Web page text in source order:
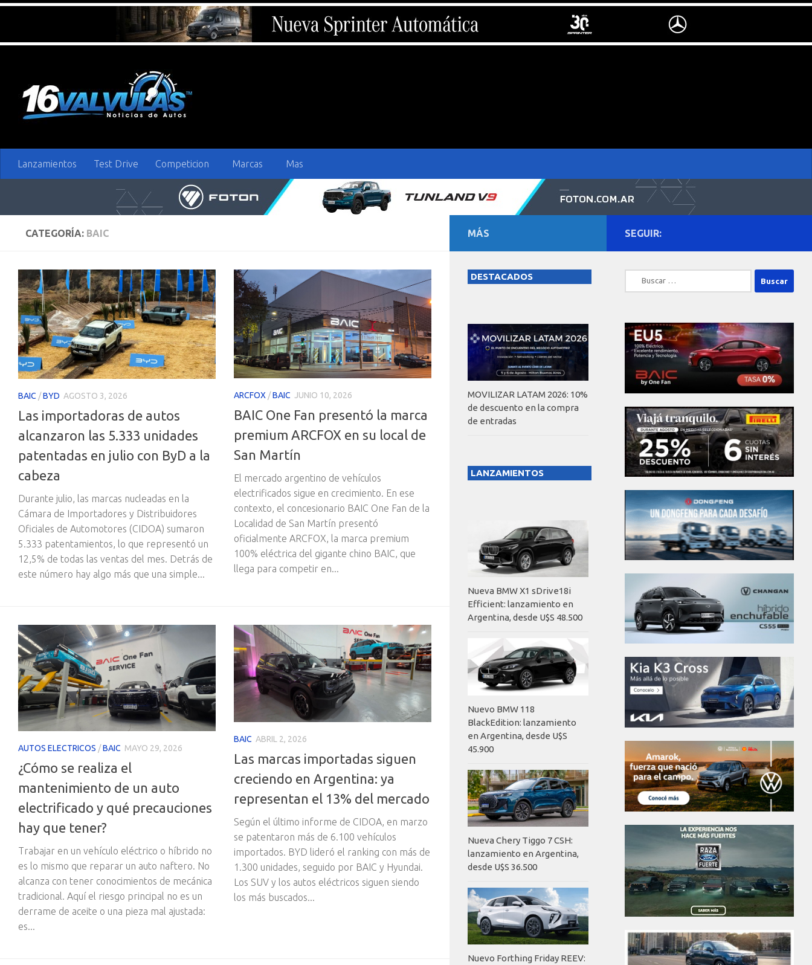
Lanzamientos Test Drive Competicion Marcas Mas
CATEGORÍA: BAIC
BAIC /BYD AGOSTO 3, 2026
Las importadoras de autos
alcanzaron las 5.333 unidades
patentadas en julio con ByD a la
cabeza
Durante julio, las marcas nucleadas en la
Cámara de Importadores y Distribuidores
Oficiales de Automotores (CIDOA) sumaron
5.333 patentamientos, lo que representó un
12,5% de todas las ventas del mes. Detrás de
este número hay algo más que una simple...
ARCFOX /BAIC JUNIO 10, 2026
BAIC One Fan presentó la marca
premium ARCFOX en su local de
San Martín
El mercado argentino de vehículos
electrificados sigue en crecimiento. En ese
contexto, el concesionario BAIC One Fan de la
Localidad de San Martín presentó
oficialmente ARCFOX, la marca premium
100% eléctrica del gigante chino BAIC, que
llega para competir en...
AUTOS ELECTRICOS /BAIC MAYO 29, 2026
¿Cómo se realiza el
mantenimiento de un auto
electrificado y qué precauciones
hay que tener?
Trabajar en un vehículo eléctrico o híbrido no
es lo mismo que reparar un auto naftero. No
alcanza con tener conocimientos de mecánica
tradicional. Aquí el riesgo principal no es un
derrame de aceite o una pieza mal ajustada:
es...
BAIC ABRIL 2, 2026
Las marcas importadas siguen
creciendo en Argentina: ya
representan el 13% del mercado
Según el último informe de CIDOA, en marzo
se patentaron más de 6.100 vehículos
importados. BYD lideró el ranking con más de
1.300 unidades, seguido por BAIC y Hyundai.
Los SUV y los autos eléctricos siguen siendo
los más buscados...
SEGUIR:
Buscar:
MÁS
DESTACADOS
MOVILIZAR LATAM 2026: 10%
de descuento en la compra
de entradas
LANZAMIENTOS
Nueva BMW X1 sDrive18i
Efficient: lanzamiento en
Argentina, desde U$S 48.500
Nuevo BMW 118
BlackEdition: lanzamiento
en Argentina, desde U$S
45.900
Nueva Chery Tiggo 7 CSH:
lanzamiento en Argentina,
desde U$S 36.500
Nuevo Forthing Friday REEV: